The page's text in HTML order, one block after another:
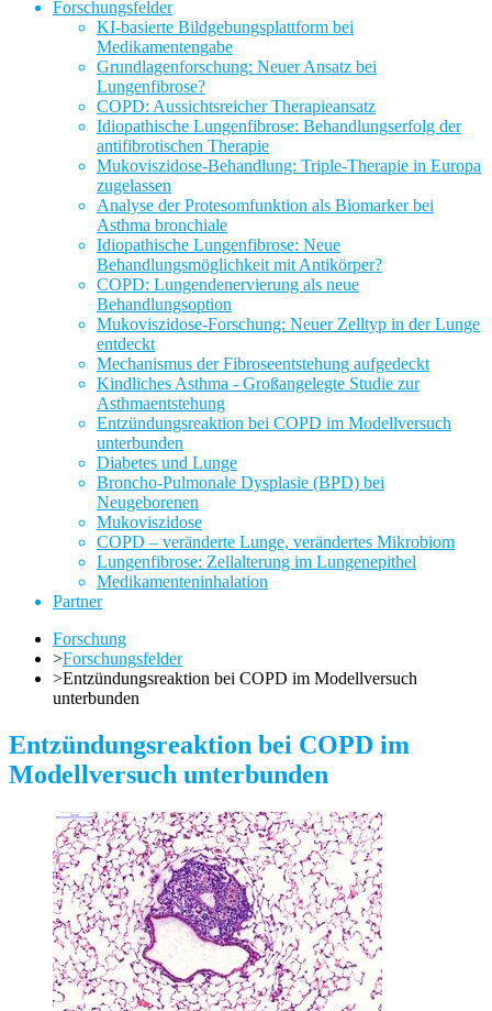
Forschungsfelder
KI-basierte Bildgebungsplattform bei
Medikamentengabe
Grundlagenforschung: Neuer Ansatz bei
Lungenfibrose?
COPD: Aussichtsreicher Therapieansatz
Idiopathische Lungenfibrose: Behandlungserfolg der
antifibrotischen Therapie
Mukoviszidose-Behandlung: Triple-Therapie in Europa
zugelassen
Analyse der Protesomfunktion als Biomarker bei
Asthma bronchiale
Idiopathische Lungenfibrose: Neue
Behandlungsmöglichkeit mit Antikörper?
COPD: Lungendenervierung als neue
Behandlungsoption
Mukoviszidose-Forschung: Neuer Zelltyp in der Lunge
entdeckt
Mechanismus der Fibroseentstehung aufgedeckt
Kindliches Asthma - Großangelegte Studie zur
Asthmaentstehung
Entzündungsreaktion bei COPD im Modellversuch
unterbunden
Diabetes und Lunge
Broncho-Pulmonale Dysplasie (BPD) bei
Neugeborenen
Mukoviszidose
COPD – veränderte Lunge, verändertes Mikrobiom
Lungenfibrose: Zellalterung im Lungenepithel
Medikamenteninhalation
Partner
Forschung
>Forschungsfelder
>Entzündungsreaktion bei COPD im Modellversuch
unterbunden
Entzündungsreaktion bei COPD im
Modellversuch unterbunden